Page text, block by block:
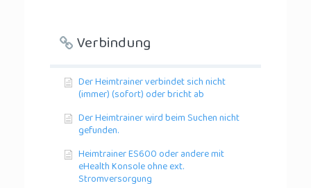
Verbindung
Der Heimtrainer verbindet sich nicht
(immer) (sofort) oder bricht ab
Der Heimtrainer wird beim Suchen nicht
gefunden.
Heimtrainer ES600 oder andere mit
eHealth Konsole ohne ext.
Stromversorgung